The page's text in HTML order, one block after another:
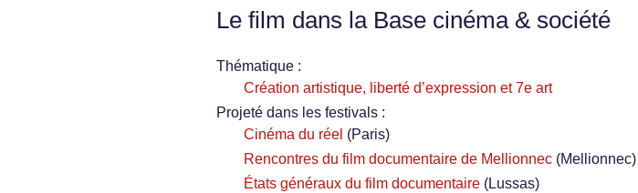
Le film dans la Base cinéma & société
Thématique :
Création artistique, liberté d’expression et 7e art
Projeté dans les festivals :
Cinéma du réel (Paris)
Rencontres du film documentaire de Mellionnec (Mellionnec)
États généraux du film documentaire (Lussas)